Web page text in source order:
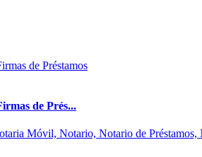
de Prés...
Móvil, Notario, Notario de Préstamos,